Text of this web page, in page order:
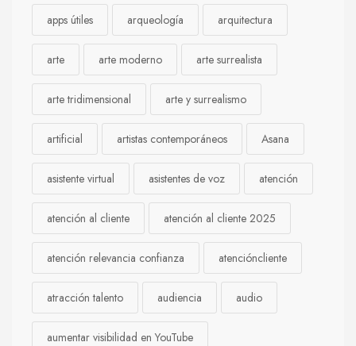
apps útiles arqueología arquitectura
arte arte moderno arte surrealista
arte tridimensional arte y surrealismo
artificial artistas contemporáneos Asana
asistente virtual asistentes de voz atención
atención al cliente atención al cliente 2025
atención relevancia confianza atencióncliente
atracción talento audiencia audio
aumentar visibilidad en YouTube